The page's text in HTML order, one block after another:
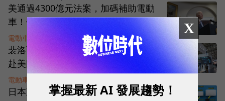
美通過4300億元法案，加碼補助電動
車！但這個魔鬼細節讓車廠都皺眉
電動車/交通科技 3 年前
裴洛西訪台後續效應？寧德時代宣布
赴美國設廠計畫延宕
電動車/交通科技
日本東北大3D列印鈉電池，性能高容
X
掌握最新 AI 發展趨勢！